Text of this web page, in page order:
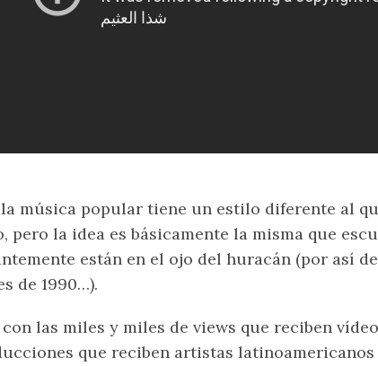
música popular tiene un estilo diferente al
pero la idea es básicamente la misma que
están en el ojo del huracán (por así
de 1990…).
las miles y miles de views que reciben
que reciben artistas latinoamericanos